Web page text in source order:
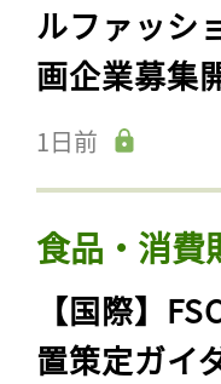
ルファッシ
画企業募集
1日前
食品・消費
【国際】
置策定ガイ